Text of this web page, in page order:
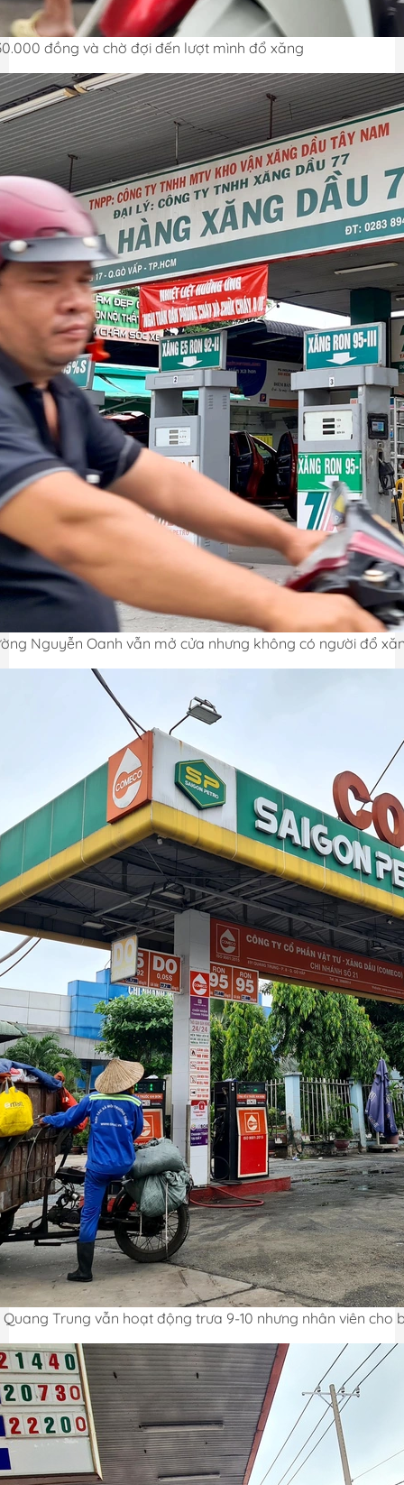
đồng và chờ đợi đến lượt mình đổ xăng
Nguyễn Oanh vẫn mở cửa nhưng không có người đổ
Trung vẫn hoạt động trưa 9-10 nhưng nhân viên cho